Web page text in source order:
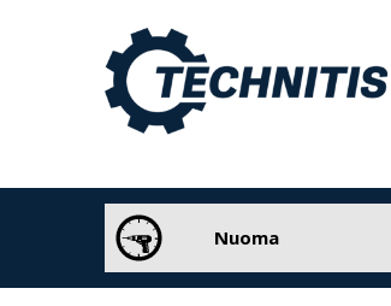
Nuoma